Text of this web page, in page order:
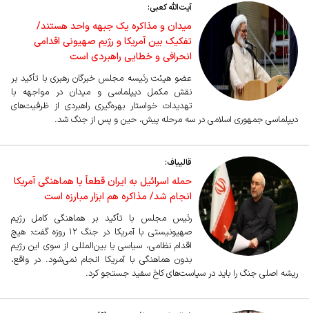
آیت‌الله کعبی:
میدان و مذاکره یک جبهه واحد هستند/
تفکیک بین آمریکا و رژیم صهیونی اقدامی
انحرافی و خطایی راهبردی است
عضو هیئت رئیسه مجلس خبرگان رهبری با تأکید بر
نقش مکمل دیپلماسی و میدان در مواجهه با
تهدیدات خواستار بهره‌گیری راهبردی از ظرفیت‌های
دیپلماسی جمهوری اسلامی در سه مرحله پیش، حین و پس از جنگ شد.
قالیباف:
حمله اسرائیل به ایران قطعاً با هماهنگی آمریکا
انجام شد/ مذاکره هم ابزار مبارزه است
رئیس مجلس با تأکید بر هماهنگی کامل رژیم
صهیونیستی با آمریکا در جنگ ۱۲ روزه گفت: هیچ
اقدام نظامی، سیاسی یا بین‌المللی از سوی این رژیم
بدون هماهنگی با آمریکا انجام نمی‌شود. در واقع،
ریشه اصلی جنگ را باید در سیاست‌های کاخ سفید جستجو کرد.